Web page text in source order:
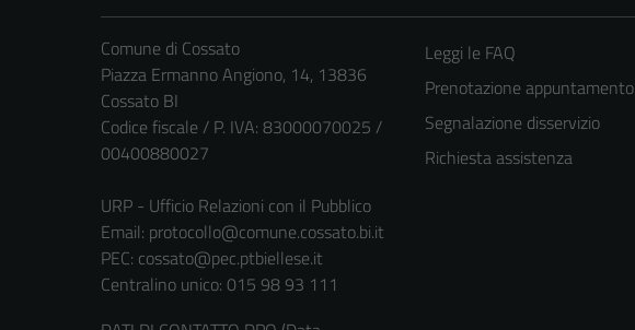
Comune di Cossato
Piazza Ermanno Angiono, 14, 13836
Cossato BI
Codice fiscale / P. IVA: 83000070025 /
00400880027
URP - Ufficio Relazioni con il Pubblico
Email: protocollo@comune.cossato.bi.it
PEC: cossato@pec.ptbiellese.it
Centralino unico: 015 98 93 111
Leggi le FAQ
Prenotazione appuntamento
Segnalazione disservizio
Richiesta assistenza